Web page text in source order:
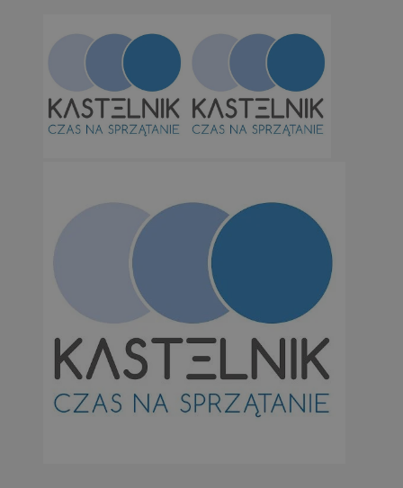
Niezbędne Wydajność Targetowanie
Niezbędne pliki cookie umożliwiają korzystanie z podstawowych
takich jak logowanie użytkownika i zarządzanie kontem. Bez
orzesze.com.pl
MvSessID orzesze.com.pl
VISITOR_PRIVACY_METADATA
YouTube
.youtube.com